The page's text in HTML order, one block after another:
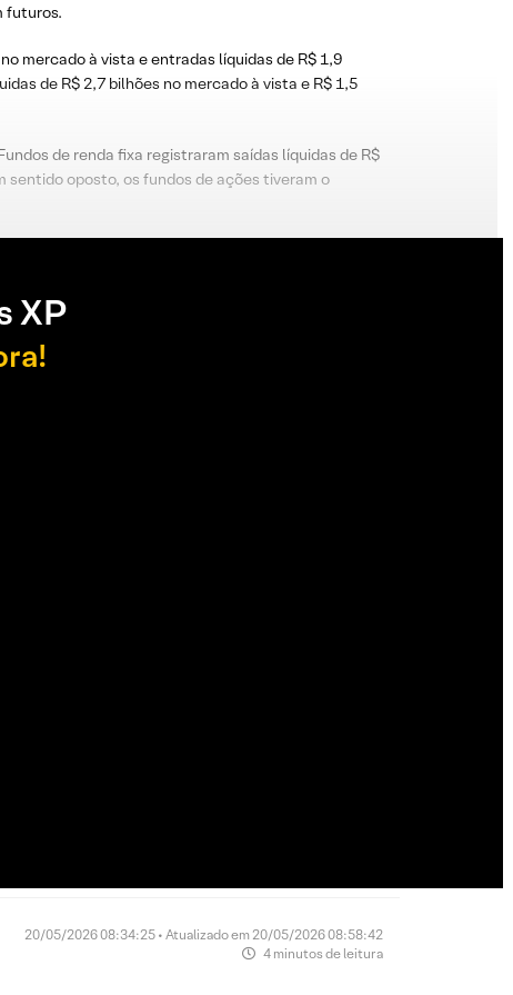
futuros.
mercado à vista e entradas líquidas de R$ 1,9
de R$ 2,7 bilhões no mercado à vista e R$ 1,5
de renda fixa registraram saídas líquidas de R$
sentido oposto, os fundos de ações tiveram o
XP
20/05/2026 08:34:25 • Atualizado em 20/05/2026 08:58:42
4 minutos de leitura